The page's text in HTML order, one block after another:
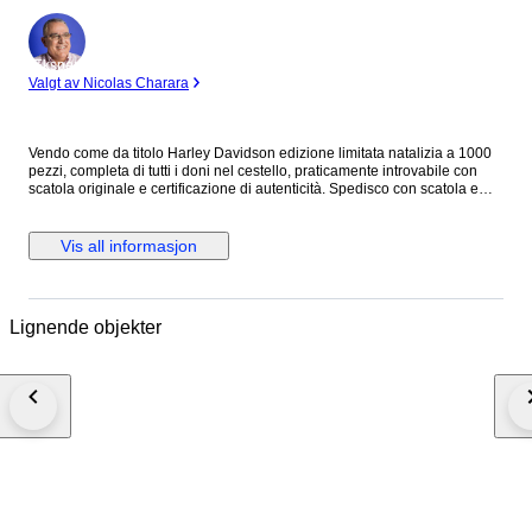
Ekspert
Valgt av Nicolas Charara
Vendo come da titolo Harley Davidson edizione limitata natalizia a 1000
pezzi, completa di tutti i doni nel cestello, praticamente introvabile con
scatola originale e certificazione di autenticità. Spedisco con scatola e
Vis all informasjon
Lignende objekter